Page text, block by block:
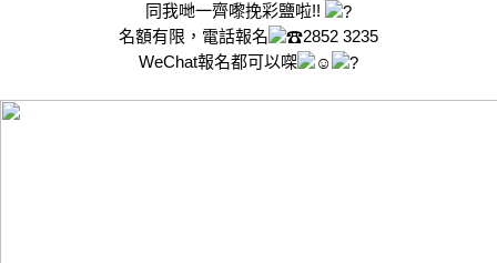
同我哋一齊嚟挽彩鹽啦!!
名額有限，電話報名
2852 3235
WeChat報名都可以㗎